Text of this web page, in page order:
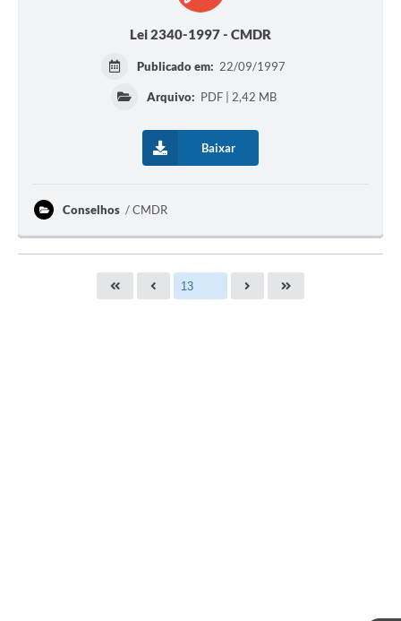
Lei 2340-1997 - CMDR
Publicado em: 22/09/1997
Arquivo: PDF | 2,42 MB
Baixar
Conselhos CMDR